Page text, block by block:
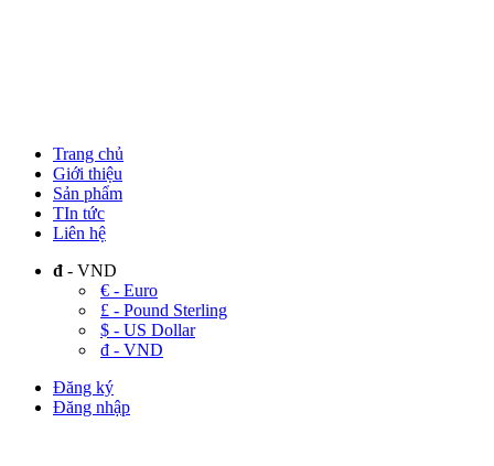
Trang chủ
Giới thiệu
Sản phẩm
TIn tức
Liên hệ
đ - VND
€ - Euro
£ - Pound Sterling
$ - US Dollar
đ - VND
Đăng ký
Đăng nhập